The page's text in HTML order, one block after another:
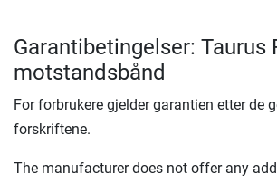
Garantibetingelser: Taurus
motstandsbånd
For forbrukere gjelder garantien etter de
forskriftene.
The manufacturer does not offer any